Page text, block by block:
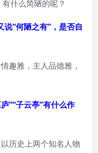
什么简陋的呢？
“何陋之有”，是否自
趣雅，主人品德雅，
”“子云亭”有什么作
历史上两个知名人物